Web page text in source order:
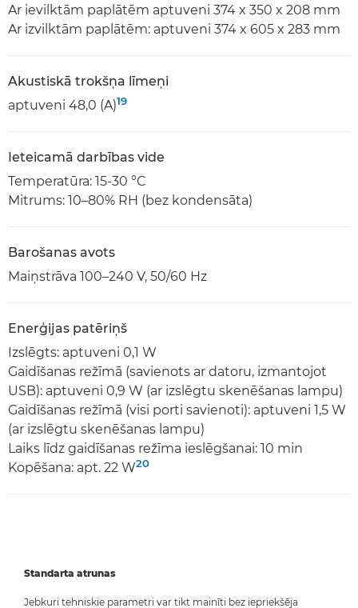
Ar ievilktām paplātēm aptuveni 374 x 350 x 208 mm
Ar izvilktām paplātēm: aptuveni 374 x 605 x 283 mm
Akustiskā trokšņa līmeņi
aptuveni 48,0 (A)19
Ieteicamā darbības vide
Temperatūra: 15-30 °C
Mitrums: 10–80% RH (bez kondensāta)
Barošanas avots
Maiņstrāva 100–240 V, 50/60 Hz
Enerģijas patēriņš
Izslēgts: aptuveni 0,1 W
Gaidīšanas režīmā (savienots ar datoru, izmantojot
USB): aptuveni 0,9 W (ar izslēgtu skenēšanas lampu)
Gaidīšanas režīmā (visi porti savienoti): aptuveni 1,5 W
(ar izslēgtu skenēšanas lampu)
Laiks līdz gaidīšanas režīma ieslēgšanai: 10 min
Kopēšana: apt. 22 W20
Standarta atrunas
Jebkuri tehniskie parametri var tikt mainīti bez iepriekšēja